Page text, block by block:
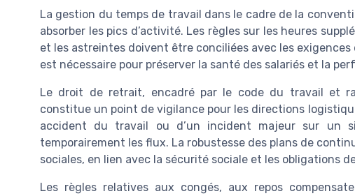
La gestion du temps de travail dans le cadre de la
absorber les pics d’activité. Les règles sur les heures
et les astreintes doivent être conciliées avec les
est nécessaire pour préserver la santé des salariés et la
Le droit de retrait, encadré par le code du travail et
constitue un point de vigilance pour les directions
accident du travail ou d’un incident majeur sur un
temporairement les flux. La robustesse des plans de
sociales, en lien avec la sécurité sociale et les obligations
Les règles relatives aux congés, aux repos